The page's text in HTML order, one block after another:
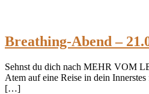
Breathing-Abend –
Sehnst du dich nach MEHR VOM
Atem auf eine Reise in dein
[…]